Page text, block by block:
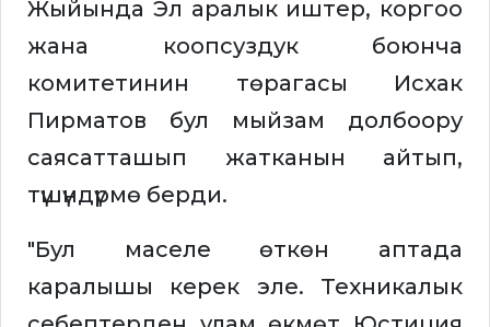
Жыйында Эл аралык иштер, коргоо
жана коопсуздук боюнча
комитетинин төрагасы Исхак
Пирматов бул мыйзам долбоору
саясатташып жатканын айтып,
түшүндүрмө берди.
"Бул маселе өткөн аптада
каралышы керек эле. Техникалык